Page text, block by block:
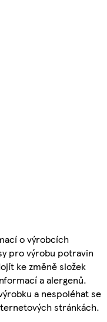
o výrobcích
pro výrobu potravin
ke změně složek
a alergenů.
a nespoléhat se
stránkách.